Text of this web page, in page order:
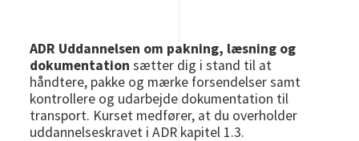
ADR Uddannelsen om pakning, læsning og
dokumentation sætter dig i stand til at
håndtere, pakke og mærke forsendelser samt
kontrollere og udarbejde dokumentation til
transport. Kurset medfører, at du overholder
uddannelseskravet i ADR kapitel 1.3.